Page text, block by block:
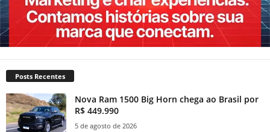
Posts Recentes
Nova Ram 1500 Big Horn chega ao Brasil por
R$ 449.990
5 de agosto de 2026